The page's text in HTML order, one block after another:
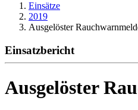
Einsätze
2019
Ausgelöster
Einsatzbericht
Ausgelöster